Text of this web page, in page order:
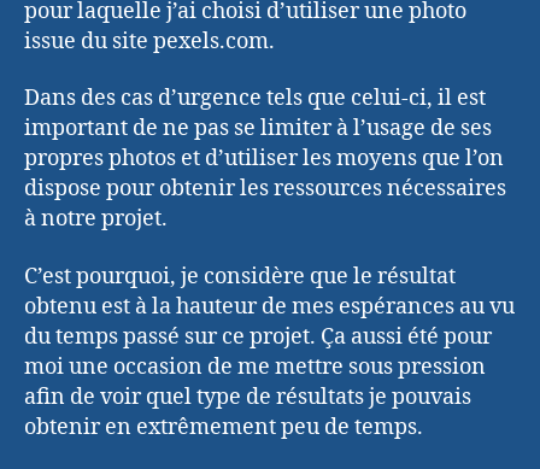
pour laquelle j’ai choisi d’utiliser une photo
issue du site pexels.com.
Dans des cas d’urgence tels que celui-ci, il est
important de ne pas se limiter à l’usage de ses
propres photos et d’utiliser les moyens que l’on
dispose pour obtenir les ressources nécessaires
à notre projet.
C’est pourquoi, je considère que le résultat
obtenu est à la hauteur de mes espérances au vu
du temps passé sur ce projet. Ça aussi été pour
moi une occasion de me mettre sous pression
afin de voir quel type de résultats je pouvais
obtenir en extrêmement peu de temps.